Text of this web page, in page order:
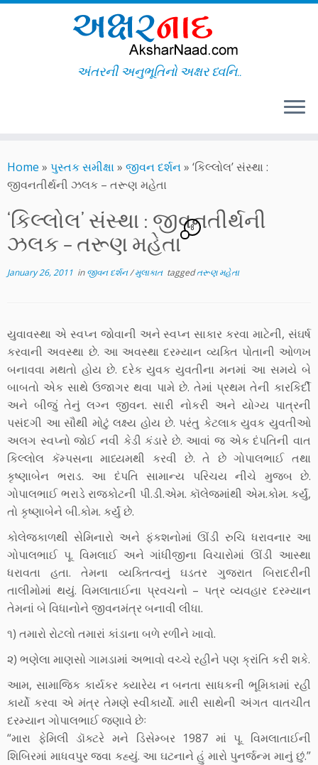
to
content
અંતરની અનુભૂતિનો અક્ષર ધ્વનિ..
Home » પુસ્તક સમીક્ષા» જીવન દર્શન» ‘કિલ્લોલ’ સંસ્થા :
જીવનતીર્થની ઝલક – તરૂણ મહેતા
‘કિલ્લોલ’ સંસ્થા : જીવનતીર્થની
ઝલક – તરૂણ મહેતા
8
January 26, 2011 inજીવન દર્શન/મુલાકાત taggedતરૂણ મહેતા
યુવાવસ્થા એ સ્વપ્ન જોવાની અને સ્વપ્ન સાકાર કરવા માટેની, સંઘર્ષ
કરવાની અવસ્થા છે. આ અવસ્થા દરમ્યાન વ્યક્તિ પોતાની ઓળખ
બનાવવા મથતો હોય છે. દરેક યુવક યુવતીના મનમાં આ સમયે બે
બાબતો એક સાથે ઉજાગર થવા પામે છે. તેમાં પ્રથમ તેની કારકિર્દી
અને બીજું તેનું લગ્ન જીવન. સારી નોકરી અને યોગ્ય પાત્રની
પસંદગી આ સૌથી મોટું લક્ષ્ય હોય છે. પરંતુ કેટલાક યુવક યુવતીઓ
અલગ સ્વપ્નો જોઈ નવી કેડી કંડારે છે. આવાં જ એક દંપતિની વાત
કિલ્લોલ કૅમ્પસના માધ્યમથી કરવી છે. તે છે ગોપાલભાઈ તથા
કૃષ્ણાબેન ભરાડ. આ દંપતિ સામાન્ય પરિચય નીચે મુજબ છે.
ગોપાલભાઈ ભરાડે રાજકોટની પી.ડી.એમ. કૉલેજમાંથી એમ.કોમ. કર્યું,
તો કૃષ્ણાબેને બી.કોમ. કર્યું છે.
કોલેજકાળથી સેમિનારો અને ફંકશનોમાં ઊંડી રુચિ ધરાવનાર આ
ગોપાલભાઈ પૂ. વિમલાઈ અને ગાંધીજીના વિચારોમાં ઊંડી આસ્થા
ધરાવતા હતા. તેમના વ્યક્તિત્વનું ઘડતર ગુજરાત બિરાદરીની
તાલીમોમાં થયું. વિમલાતાઈના પ્રવચનો – પત્ર વ્યવહાર દરમ્યાન
તેમનાં બે વિધાનોને જીવનમંત્ર બનાવી લીધા.
૧) તમારો રોટલો તમારાં કાંડાના બળે રળીને ખાવો.
૨) ભણેલા માણસો ગામડામાં અભાવો વચ્ચે રહીને પણ ક્રાંતિ કરી શકે.
આમ, સામાજિક કાર્યકર ક્યારેય ન બનતા સાધકની ભૂમિકામાં રહી
કાર્યો કરવા એ મંત્ર તેમણે સ્વીકાર્યો. મારી સાથેની અંગત વાતચીત
દરમ્યાન ગોપાલભાઈ જણાવે છેઃ
“મારા ફેમિલી ડૉક્ટરે મને ડિસેમ્બર 1987 માં પૂ. વિમલાતાઈની
શિબિરમાં માધવપુર જવા કહ્યું. આ ઘટનાને હું મારો પુનર્જન્મ માનું છું.”